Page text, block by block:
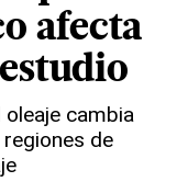
afecta
cambia
de